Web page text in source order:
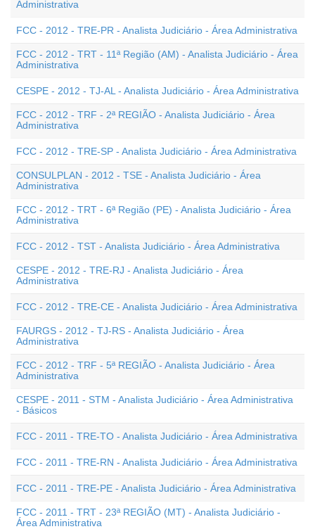
Administrativa
FCC - 2012 - TRE-PR - Analista Judiciário - Área Administrativa
FCC - 2012 - TRT - 11ª Região (AM) - Analista Judiciário - Área
Administrativa
CESPE - 2012 - TJ-AL - Analista Judiciário - Área Administrativa
FCC - 2012 - TRF - 2ª REGIÃO - Analista Judiciário - Área
Administrativa
FCC - 2012 - TRE-SP - Analista Judiciário - Área Administrativa
CONSULPLAN - 2012 - TSE - Analista Judiciário - Área
Administrativa
FCC - 2012 - TRT - 6ª Região (PE) - Analista Judiciário - Área
Administrativa
FCC - 2012 - TST - Analista Judiciário - Área Administrativa
CESPE - 2012 - TRE-RJ - Analista Judiciário - Área
Administrativa
FCC - 2012 - TRE-CE - Analista Judiciário - Área Administrativa
FAURGS - 2012 - TJ-RS - Analista Judiciário - Área
Administrativa
FCC - 2012 - TRF - 5ª REGIÃO - Analista Judiciário - Área
Administrativa
CESPE - 2011 - STM - Analista Judiciário - Área Administrativa
- Básicos
FCC - 2011 - TRE-TO - Analista Judiciário - Área Administrativa
FCC - 2011 - TRE-RN - Analista Judiciário - Área Administrativa
FCC - 2011 - TRE-PE - Analista Judiciário - Área Administrativa
FCC - 2011 - TRT - 23ª REGIÃO (MT) - Analista Judiciário -
Área Administrativa